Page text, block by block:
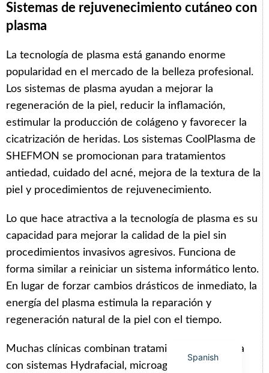
Sistemas de rejuvenecimiento cutáneo con
plasma
La tecnología de plasma está ganando enorme
popularidad en el mercado de la belleza profesional.
Los sistemas de plasma ayudan a mejorar la
regeneración de la piel, reducir la inflamación,
estimular la producción de colágeno y favorecer la
cicatrización de heridas. Los sistemas CoolPlasma de
SHEFMON se promocionan para tratamientos
antiedad, cuidado del acné, mejora de la textura de la
piel y procedimientos de rejuvenecimiento.
Lo que hace atractiva a la tecnología de plasma es su
capacidad para mejorar la calidad de la piel sin
procedimientos invasivos agresivos. Funciona de
forma similar a reiniciar un sistema informático lento.
En lugar de forzar cambios drásticos de inmediato, la
energía del plasma estimula la reparación y
regeneración natural de la piel con el tiempo.
Muchas clínicas combinan tratamientos de plasma
con sistemas Hydrafacial, microagujas de
Spanish
French
Russian
Japanese
German
Korean
Arabic